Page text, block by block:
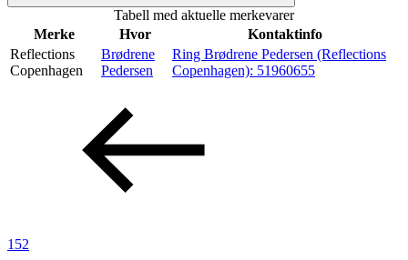
Inspirasjon
Åpningstider
Ledige stillinger
Tabell med aktuelle merkevarer
Merke
Hvor
Kontaktinfo
Reflections
Copenhagen
Brødrene
Pedersen
Ring Brødrene Pedersen (Reflections
Copenhagen): 51960655
152